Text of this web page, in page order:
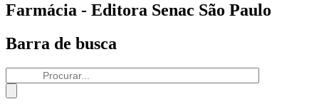
Farmácia - Editora Senac São Paulo
Barra de busca